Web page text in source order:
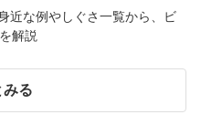
近な例やしぐさ一覧から、ビ
解説
みる